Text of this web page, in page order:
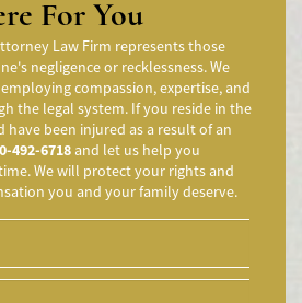
Preguntas Frecuentes
Vinculado al Alcohol
Relacionado con las Drogas
y Huida
Involucrando a un Motorista No
For You
Law Firm represents those
negligence or recklessness. We
compassion, expertise, and
the legal system. If you reside in the
have been injured as a result of an
492-6718 and let us help you
We will protect your rights and
you and your family deserve.